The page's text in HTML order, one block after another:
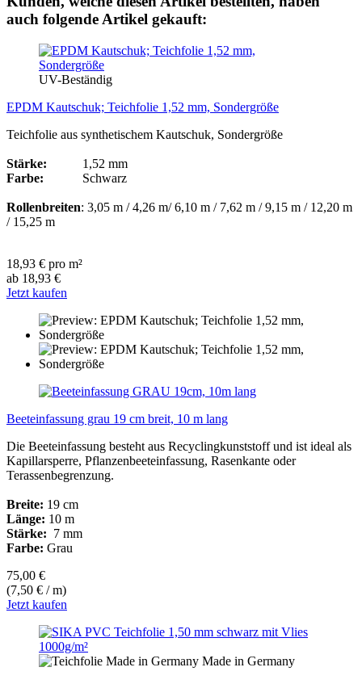
auch folgende Artikel gekauft:
UV-Beständig
EPDM Kautschuk; Teichfolie 1,52 mm, Sondergröße
Teichfolie aus synthetischem Kautschuk, Sondergröße
Stärke:
1,52 mm
Farbe:
Schwarz
Rollenbreiten: 3,05 m / 4,26 m/ 6,10 m / 7,62 m / 9,15 m / 12,20 m
/ 15,25 m
18,93 € pro m²
ab 18,93 €
Jetzt kaufen
Beeteinfassung grau 19 cm breit, 10 m lang
Die Beeteinfassung besteht aus Recyclingkunststoff und ist ideal als
Kapillarsperre, Pflanzenbeeteinfassung, Rasenkante oder
Terassenbegrenzung.
Breite: 19 cm
Länge: 10 m
Stärke: 7 mm
Farbe: Grau
75,00 €
(7,50 € / m)
Jetzt kaufen
Made in Germany